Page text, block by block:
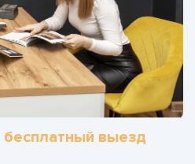
бесплатный выезд